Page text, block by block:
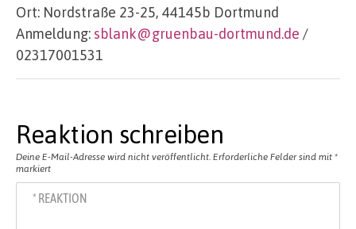
Ort: Nordstraße 23-25, 44145b Dortmund
Anmeldung: sblank@gruenbau-dortmund.de /
02317001531
Reaktion schreiben
Deine E-Mail-Adresse wird nicht veröffentlicht. Erforderliche Felder sind mit *
markiert